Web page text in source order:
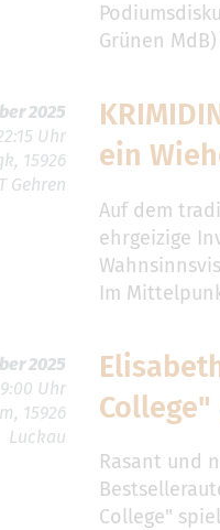
Grünen
2025
Uhr
15926
Gehren
ein
Auf dem
ehrgeizige
Im
2025
Uhr
15926
Luckau
Rasant und
College"